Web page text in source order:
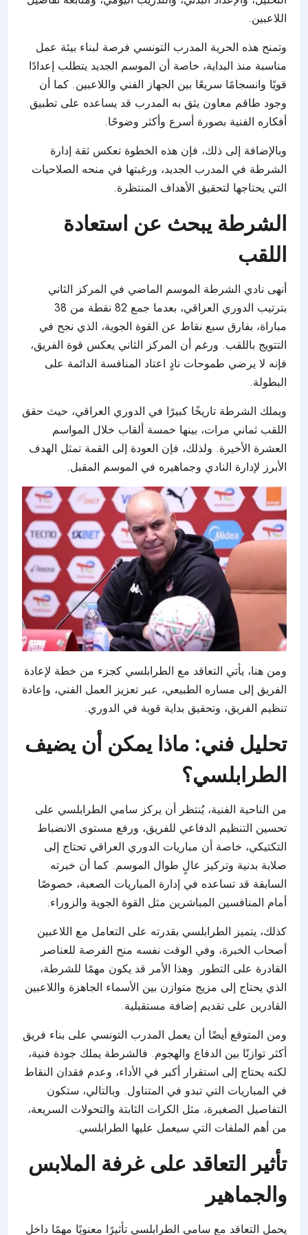
اللاعبين.
وتمنح هذه الحرية المدرب التونسي فرصة لبناء بيئة عمل
مناسبة منذ البداية، خاصة أن الموسم الجديد يتطلب إعدادًا
قويًا وانسجامًا سريعًا بين الجهاز الفني واللاعبين. كما أن
وجود طاقم معاون يثق به المدرب قد يساعده على تطبيق
أفكاره الفنية بصورة أسرع وأكثر وضوحًا.
وبالإضافة إلى ذلك، فإن هذه الخطوة تعكس ثقة إدارة
الشرطة في المدرب الجديد، ورغبتها في منحه الصلاحيات
التي يحتاجها لتحقيق الأهداف المنتظرة.
الشرطة يبحث عن استعادة
اللقب
أنهى نادي الشرطة الموسم الماضي في المركز الثاني
بترتيب الدوري العراقي، بعدما جمع 82 نقطة من 38
مباراة، بفارق سبع نقاط عن القوة الجوية، الذي نجح في
التتويج باللقب. ورغم أن المركز الثاني يعكس قوة الفريق،
فإنه لا يرضي طموحات نادٍ اعتاد المنافسة الدائمة على
البطولة.
ويملك الشرطة تاريخًا كبيرًا في الدوري العراقي، حيث حقق
اللقب ثماني مرات، بينها خمسة ألقاب خلال المواسم
العشرة الأخيرة. ولذلك، فإن العودة إلى القمة تمثل الهدف
الأبرز لإدارة النادي وجماهيره في الموسم المقبل.
ومن هنا، يأتي التعاقد مع الطرابلسي كجزء من خطة لإعادة
الفريق إلى مساره الطبيعي، عبر تعزيز العمل الفني، وإعادة
تنظيم الفريق، وتحقيق بداية قوية في الدوري.
تحليل فني: ماذا يمكن أن يضيف
الطرابلسي؟
من الناحية الفنية، يُنتظر أن يركز سامي الطرابلسي على
تحسين التنظيم الدفاعي للفريق، ورفع مستوى الانضباط
التكتيكي، خاصة أن مباريات الدوري العراقي تحتاج إلى
صلابة بدنية وتركيز عالٍ طوال الموسم. كما أن خبرته
السابقة قد تساعده في إدارة المباريات الصعبة، خصوصًا
أمام المنافسين المباشرين مثل القوة الجوية والزوراء.
كذلك، يتميز الطرابلسي بقدرته على التعامل مع اللاعبين
أصحاب الخبرة، وفي الوقت نفسه منح الفرصة للعناصر
القادرة على التطور. وهذا الأمر قد يكون مهمًا للشرطة،
الذي يحتاج إلى مزيج متوازن بين الأسماء الجاهزة واللاعبين
القادرين على تقديم إضافة مستقبلية.
ومن المتوقع أيضًا أن يعمل المدرب التونسي على بناء فريق
أكثر توازنًا بين الدفاع والهجوم. فالشرطة يملك جودة فنية،
لكنه يحتاج إلى استقرار أكبر في الأداء، وعدم فقدان النقاط
في المباريات التي تبدو في المتناول. وبالتالي، ستكون
التفاصيل الصغيرة، مثل الكرات الثابتة والتحولات السريعة،
من أهم الملفات التي سيعمل عليها الطرابلسي.
تأثير التعاقد على غرفة الملابس
والجماهير
يحمل التعاقد مع سامي الطرابلسي تأثيرًا معنويًا مهمًا داخل